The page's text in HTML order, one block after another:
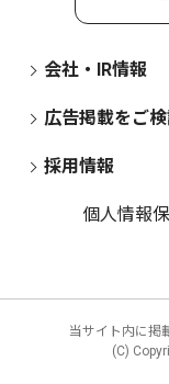
会社・IR情報
広告掲載をご
採用情報
個人情報
当サイト内に掲
(C)